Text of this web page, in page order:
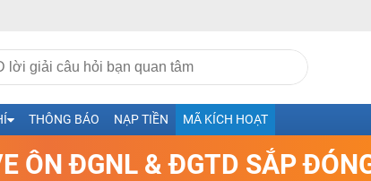
THÔNG BÁO NẠP TIỀN MÃ KÍCH HOẠT
ÔN ĐGNL & ĐGTD SẮP
nổi tiếng